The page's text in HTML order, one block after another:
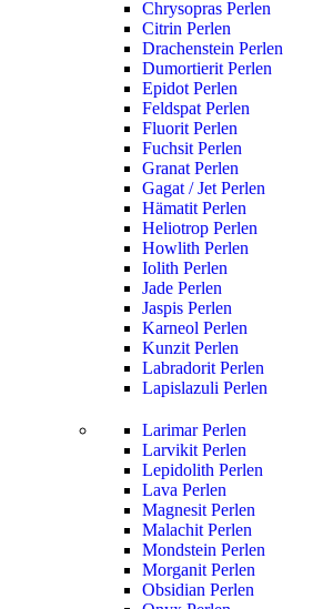
Chrysopras Perlen
Citrin Perlen
Drachenstein Perlen
Dumortierit Perlen
Epidot Perlen
Feldspat Perlen
Fluorit Perlen
Fuchsit Perlen
Granat Perlen
Gagat / Jet Perlen
Hämatit Perlen
Heliotrop Perlen
Howlith Perlen
Iolith Perlen
Jade Perlen
Jaspis Perlen
Karneol Perlen
Kunzit Perlen
Labradorit Perlen
Lapislazuli Perlen
Larimar Perlen
Larvikit Perlen
Lepidolith Perlen
Lava Perlen
Magnesit Perlen
Malachit Perlen
Mondstein Perlen
Morganit Perlen
Obsidian Perlen